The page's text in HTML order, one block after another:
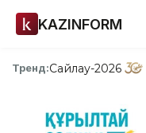
KAZINFORM
Тренд:Сайлау-2026